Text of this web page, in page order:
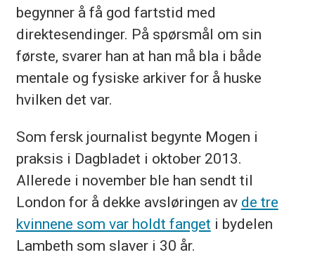
begynner å få god fartstid med
direktesendinger. På spørsmål om sin
første, svarer han at han må bla i både
mentale og fysiske arkiver for å huske
hvilken det var.
Som fersk journalist begynte Mogen i
praksis i Dagbladet i oktober 2013.
Allerede i november ble han sendt til
London for å dekke avsløringen av de tre
kvinnene som var holdt fanget i bydelen
Lambeth som slaver i 30 år.